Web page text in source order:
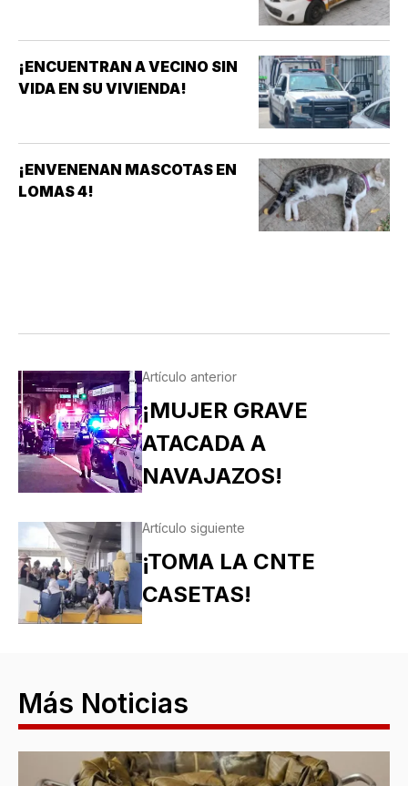
¡ENCUENTRAN A VECINO SIN
VIDA EN SU VIVIENDA!
¡ENVENENAN MASCOTAS EN
LOMAS 4!
Artículo anterior
¡MUJER GRAVE
ATACADA A
NAVAJAZOS!
Artículo siguiente
¡TOMA LA CNTE
CASETAS!
Más Noticias